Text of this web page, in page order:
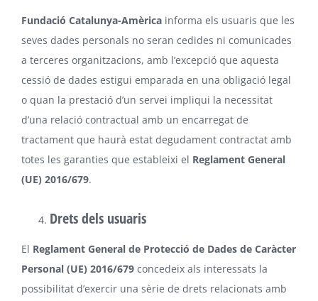
Fundació Catalunya-Amèrica informa els usuaris que les
seves dades personals no seran cedides ni comunicades
a terceres organitzacions, amb l’excepció que aquesta
cessió de dades estigui emparada en una obligació legal
o quan la prestació d’un servei impliqui la necessitat
d’una relació contractual amb un encarregat de
tractament que haurà estat degudament contractat amb
totes les garanties que estableixi el Reglament General
(UE) 2016/679.
Drets dels usuaris
El Reglament General de Protecció de Dades de Caràcter
Personal (UE) 2016/679 concedeix als interessats la
possibilitat d’exercir una sèrie de drets relacionats amb